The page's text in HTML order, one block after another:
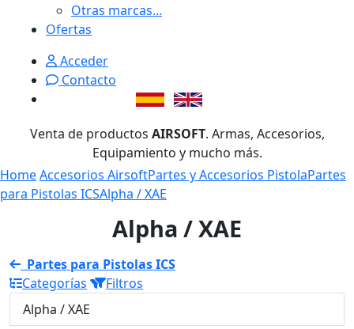
Otras marcas...
Ofertas
Acceder
Contacto
Venta de productos AIRSOFT. Armas, Accesorios,
Equipamiento y mucho más.
HomeAccesorios AirsoftPartes y Accesorios PistolaPartes
para Pistolas ICSAlpha / XAE
Alpha / XAE
Partes para Pistolas ICS
Categorías
Filtros
Alpha / XAE